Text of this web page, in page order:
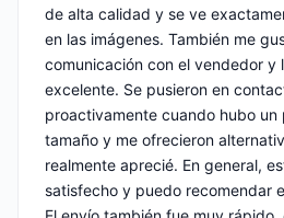
de alta calidad y se ve
en las imágenes. También me
comunicación con el vendedor y
excelente. Se pusieron en
proactivamente cuando hubo un
tamaño y me ofrecieron
realmente aprecié. En general,
satisfecho y puedo recomendar